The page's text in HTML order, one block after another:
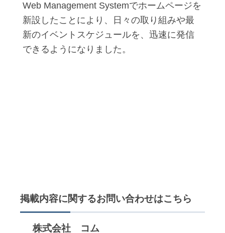
Web Management Systemでホームページを
新設したことにより、日々の取り組みや最
新のイベントスケジュールを、迅速に発信
できるようになりました。
掲載内容に関するお問い合わせはこちら
株式会社 コム